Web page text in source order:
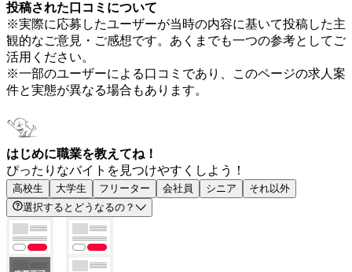
投稿された口コミについて
※実際に応募したユーザーが当時の内容に基いて投稿した主
観的なご意見・ご感想です。あくまでも一つの参考としてご
活用ください。
※一部のユーザーによる口コミであり、このページの求人案
件と実態が異なる場合もあります。
はじめに職業を教えてね！
ぴったりなバイトを見つけやすくしよう！
高校生 大学生 フリーター 会社員 シニア
それ以外
選択するとどうなるの？